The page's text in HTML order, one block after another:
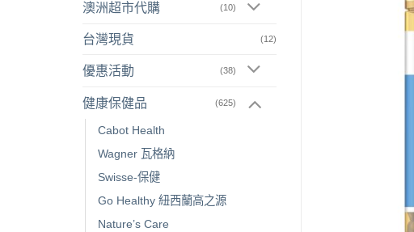
澳洲超市代購 (10)
台灣現貨 (12)
優惠活動 (38)
健康保健品 (625)
Cabot Health
Wagner 瓦格納
Swisse-保健
Go Healthy 紐西蘭高之源
Nature’s Care